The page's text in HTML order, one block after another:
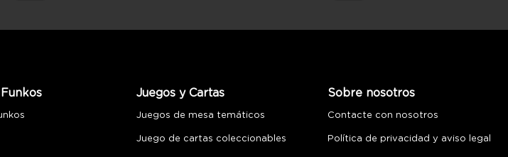
Juegos y Cartas
Juegos de mesa temáticos
Juego de cartas coleccionables
Sobre nosotros
Contacte con nosotros
Política de privacidad y aviso legal